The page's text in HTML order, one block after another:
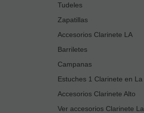
Tudeles
Zapatillas
Accesorios Clarinete LA
Barriletes
Campanas
Estuches 1 Clarinete en La
Accesorios Clarinete Alto
Ver accesorios Clarinete La